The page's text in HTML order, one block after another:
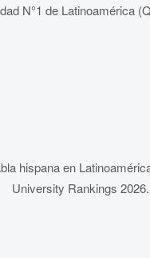
N°1 de Latinoamérica
hispana en
University Rankings 2026.